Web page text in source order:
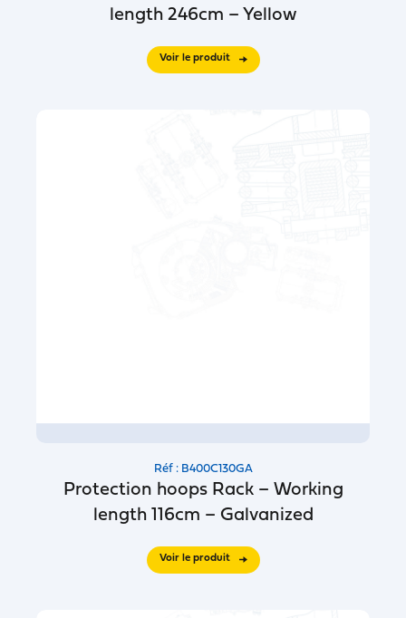
length 246cm – Yellow
Voir le produit
Réf : B400C130GA
Protection hoops Rack – Working
length 116cm – Galvanized
Voir le produit